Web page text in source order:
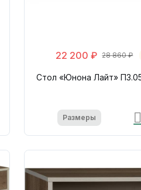
22 200 ₽ 28 860 ₽
Стол «Юнона Лайт»
Размеры